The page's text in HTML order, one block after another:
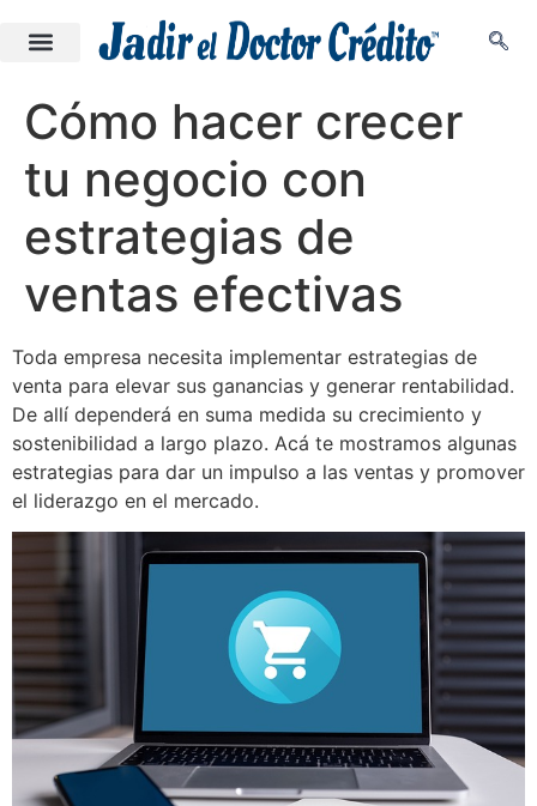
Cómo hacer crecer
tu negocio con
estrategias de
ventas efectivas
Toda empresa necesita implementar estrategias de
venta para elevar sus ganancias y generar rentabilidad.
De allí dependerá en suma medida su crecimiento y
sostenibilidad a largo plazo. Acá te mostramos algunas
estrategias para dar un impulso a las ventas y promover
el liderazgo en el mercado.